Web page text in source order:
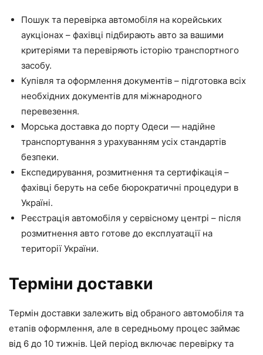
Пошук та перевірка автомобіля на корейських
аукціонах – фахівці підбирають авто за вашими
критеріями та перевіряють історію транспортного
засобу.
Купівля та оформлення документів – підготовка всіх
необхідних документів для міжнародного
перевезення.
Морська доставка до порту Одеси — надійне
транспортування з урахуванням усіх стандартів
безпеки.
Експедирування, розмитнення та сертифікація –
фахівці беруть на себе бюрократичні процедури в
Україні.
Реєстрація автомобіля у сервісному центрі – після
розмитнення авто готове до експлуатації на
території України.
Терміни доставки
Термін доставки залежить від обраного автомобіля та
етапів оформлення, але в середньому процес займає
від 6 до 10 тижнів. Цей період включає перевірку та